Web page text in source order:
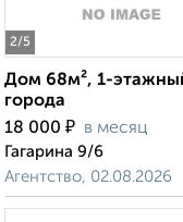
2/5
Дом 68м², 1-
города
18 000 ₽ в месяц
Гагарина 9/6
Агентство, 02.08.2026